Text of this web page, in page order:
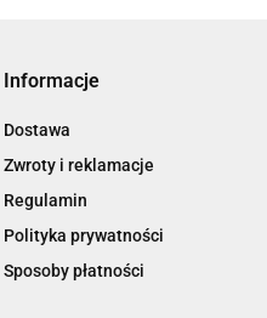
Informacje
Dostawa
Zwroty i reklamacje
Regulamin
Polityka prywatności
Sposoby płatności